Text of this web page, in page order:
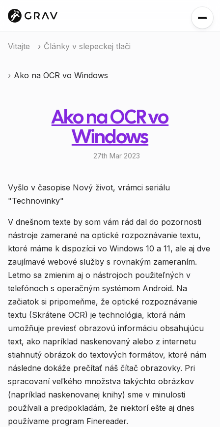
Vitajte Články v slepeckej tlači
Ako na OCR vo Windows
Ako na OCR vo
Windows
27th Mar 2023
Vyšlo v časopise Nový život, vrámci seriálu
"Technovinky"
V dnešnom texte by som vám rád dal do pozornosti
nástroje zamerané na optické rozpoznávanie textu,
ktoré máme k dispozícii vo Windows 10 a 11, ale aj dve
zaujímavé webové služby s rovnakým zameraním.
Letmo sa zmienim aj o nástrojoch použiteľných v
telefónoch s operačným systémom Android. Na
začiatok si pripomeňme, že optické rozpoznávanie
textu (Skrátene OCR) je technológia, ktorá nám
umožňuje previesť obrazovú informáciu obsahujúcu
text, ako napríklad naskenovaný alebo z internetu
stiahnutý obrázok do textových formátov, ktoré nám
následne dokáže prečítať náš čítač obrazovky. Pri
spracovaní veľkého množstva takýchto obrázkov
(napríklad naskenovanej knihy) sme v minulosti
používali a predpokladám, že niektorí ešte aj dnes
používame program Finereader.